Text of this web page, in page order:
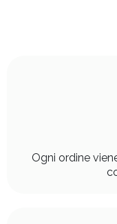
Ogni ordine